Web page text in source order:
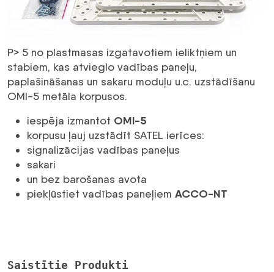
P> 5 no plastmasas izgatavotiem ieliktņiem un
stabiem, kas atvieglo vadības paneļu,
paplašināšanas un sakaru moduļu u.c. uzstādīšanu
OMI-5 metāla korpusos.
iespēja izmantot OMI-5
korpusu ļauj uzstādīt SATEL ierīces:
signalizācijas vadības paneļus
sakari
un bez barošanas avota
piekļūstiet vadības paneļiem ACCO-NT
Saistītie Produkti